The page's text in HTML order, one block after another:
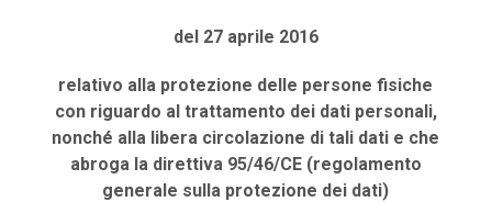
del 27 aprile 2016
relativo alla protezione delle persone fisiche
con riguardo al trattamento dei dati personali,
nonché alla libera circolazione di tali dati e che
abroga la direttiva 95/46/CE (regolamento
generale sulla protezione dei dati)